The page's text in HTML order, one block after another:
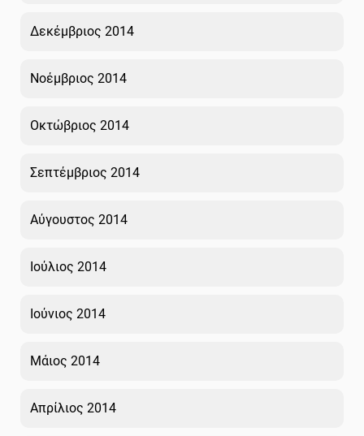
Δεκέμβριος 2014
Νοέμβριος 2014
Οκτώβριος 2014
Σεπτέμβριος 2014
Αύγουστος 2014
Ιούλιος 2014
Ιούνιος 2014
Μάιος 2014
Απρίλιος 2014